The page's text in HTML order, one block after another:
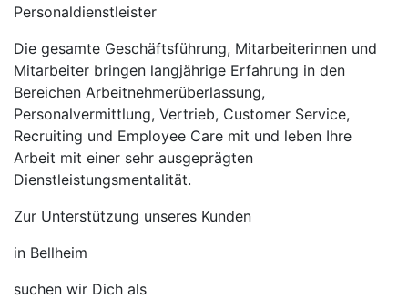
Personaldienstleister
Die gesamte Geschäftsführung, Mitarbeiterinnen und
Mitarbeiter bringen langjährige Erfahrung in den
Bereichen Arbeitnehmerüberlassung,
Personalvermittlung, Vertrieb, Customer Service,
Recruiting und Employee Care mit und leben Ihre
Arbeit mit einer sehr ausgeprägten
Dienstleistungsmentalität.
Zur Unterstützung unseres Kunden
in Bellheim
suchen wir Dich als